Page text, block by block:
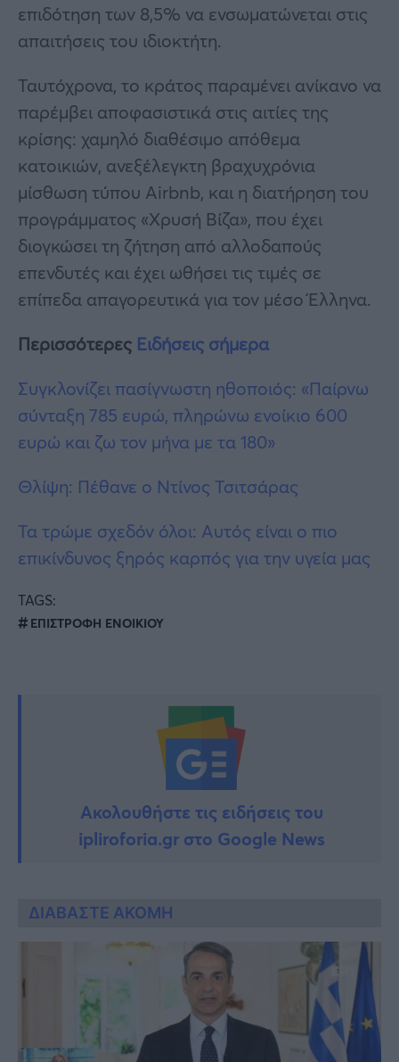
επιδότηση των 8,5% να ενσωματώνεται στις
απαιτήσεις του ιδιοκτήτη.
Ταυτόχρονα, το κράτος παραμένει ανίκανο να
παρέμβει αποφασιστικά στις αιτίες της
κρίσης: χαμηλό διαθέσιμο απόθεμα
κατοικιών, ανεξέλεγκτη βραχυχρόνια
μίσθωση τύπου Airbnb, και η διατήρηση του
προγράμματος «Χρυσή Βίζα», που έχει
διογκώσει τη ζήτηση από αλλοδαπούς
επενδυτές και έχει ωθήσει τις τιμές σε
επίπεδα απαγορευτικά για τον μέσο Έλληνα.
Περισσότερες Ειδήσεις σήμερα
Συγκλονίζει πασίγνωστη ηθοποιός: «Παίρνω
σύνταξη 785 ευρώ, πληρώνω ενοίκιο 600
ευρώ και ζω τον μήνα με τα 180»
Θλίψη: Πέθανε ο Ντίνος Τσιτσάρας
Τα τρώμε σχεδόν όλοι: Αυτός είναι ο πιο
επικίνδυνος ξηρός καρπός για την υγεία μας
TAGS:
ΕΠΙΣΤΡΟΦΗ ΕΝΟΙΚΙΟΥ
Ακολουθήστε τις ειδήσεις του
ipliroforia.gr στο Google News
ΔΙΑΒΑΣΤΕ ΑΚΟΜΗ